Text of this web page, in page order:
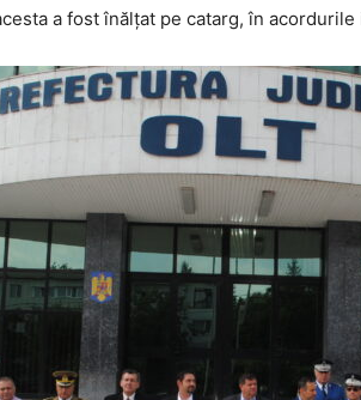
a fost înălţat pe catarg, în